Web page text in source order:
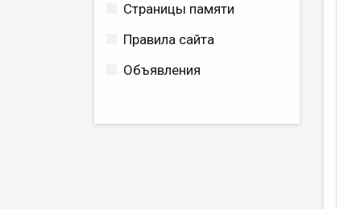
Страницы памяти
Правила сайта
Объявления